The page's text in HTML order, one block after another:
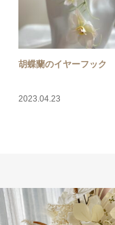
胡蝶蘭のイヤーフック
2023.04.23